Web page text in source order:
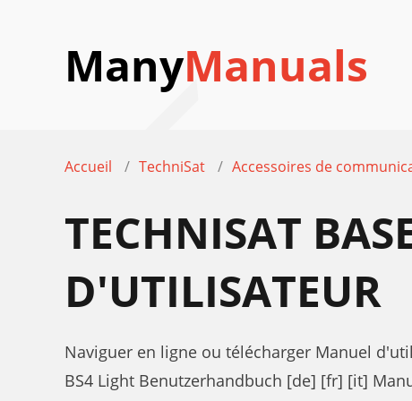
ManyManuals
Accueil TechniSat Accessoires de
TECHNISAT
D'UTILISATEUR
Naviguer en ligne ou télécharger Manuel
BS4 Light Benutzerhandbuch [de] [fr] [it]